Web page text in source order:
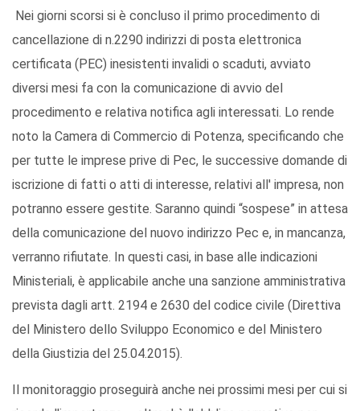
Nei giorni scorsi si è concluso il primo procedimento di
cancellazione di n.2290 indirizzi di posta elettronica
certificata (PEC) inesistenti invalidi o scaduti, avviato
diversi mesi fa con la comunicazione di avvio del
procedimento e relativa notifica agli interessati. Lo rende
noto la Camera di Commercio di Potenza, specificando che
per tutte le imprese prive di Pec, le successive domande di
iscrizione di fatti o atti di interesse, relativi all' impresa, non
potranno essere gestite. Saranno quindi “sospese” in attesa
della comunicazione del nuovo indirizzo Pec e, in mancanza,
verranno rifiutate. In questi casi, in base alle indicazioni
Ministeriali, è applicabile anche una sanzione amministrativa
prevista dagli artt. 2194 e 2630 del codice civile (Direttiva
del Ministero dello Sviluppo Economico e del Ministero
della Giustizia del 25.04.2015).
Il monitoraggio proseguirà anche nei prossimi mesi per cui si